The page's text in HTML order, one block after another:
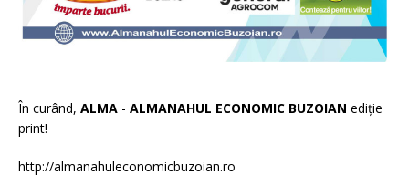
În curând, ALMA - ALMANAHUL ECONOMIC BUZOIAN ediție
print!
http://almanahuleconomicbuzoian.ro